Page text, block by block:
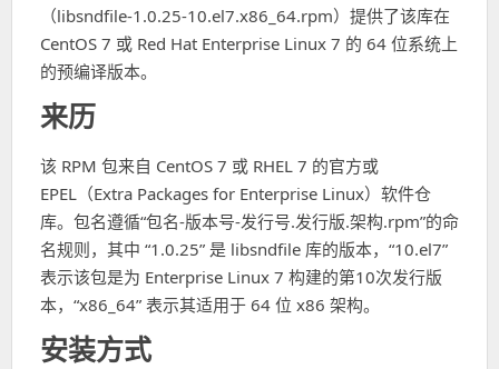
（libsndfile-1.0.25-10.el7.x86_64.rpm）提供了该库在
CentOS 7 或 Red Hat Enterprise Linux 7 的 64 位系统上
的预编译版本。
来历
该 RPM 包来自 CentOS 7 或 RHEL 7 的官方或
EPEL（Extra Packages for Enterprise Linux）软件仓
库。包名遵循“包名-版本号-发行号.发行版.架构.rpm”的命
名规则，其中 “1.0.25” 是 libsndfile 库的版本，“10.el7”
表示该包是为 Enterprise Linux 7 构建的第10次发行版
本，“x86_64” 表示其适用于 64 位 x86 架构。
安装方式